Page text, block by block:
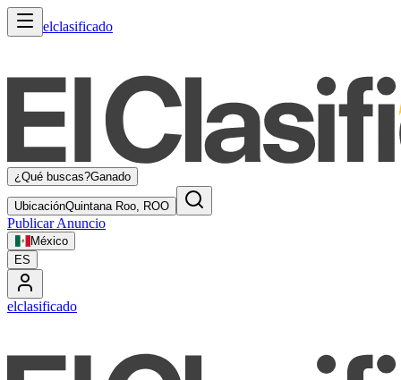
elclasificado
¿Qué buscas?Ganado
UbicaciónQuintana Roo, ROO
Publicar Anuncio
México
ES
elclasificado